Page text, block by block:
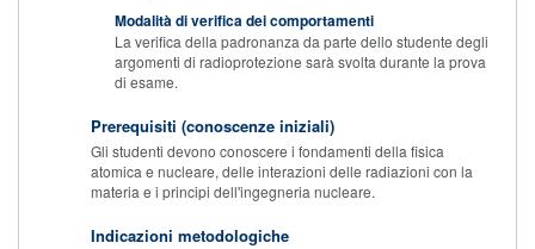
Modalità di verifica dei comportamenti
La verifica della padronanza da parte dello studente degli
argomenti di radioprotezione sarà svolta durante la prova
di esame.
Prerequisiti (conoscenze iniziali)
Gli studenti devono conoscere i fondamenti della fisica
atomica e nucleare, delle interazioni delle radiazioni con la
materia e i principi dell'ingegneria nucleare.
Indicazioni metodologiche